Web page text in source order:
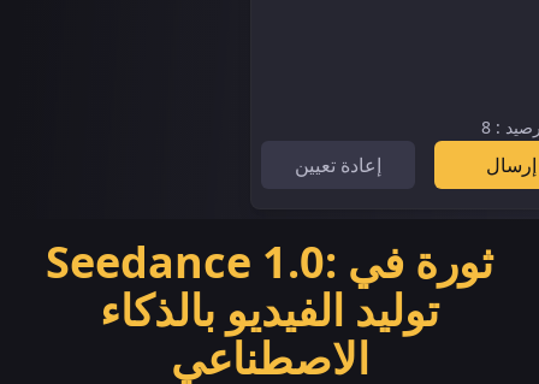
إعادة تعيين
:
8
إرسال
Seedance 1.0: ثورة في
توليد الفيديو بالذكاء
الاصطناعي